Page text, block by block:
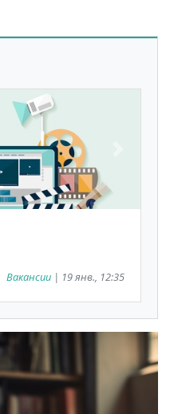
Вакансии | 19 янв., 12:35